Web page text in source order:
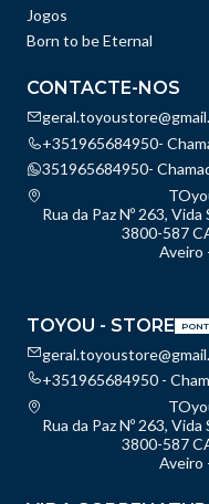
Jogos
Born to be Eternal
CONTACTE-NOS
+351965684950-
351965684950-
Rua da Paz Nº 263,
3800-587
Aveiro
TOYOU - STORE
+351965684950 -
Rua da Paz Nº 263,
3800-587
Aveiro